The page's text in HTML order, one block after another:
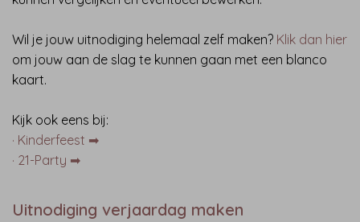
Wil je jouw uitnodiging helemaal zelf maken? Klik dan hier
om jouw aan de slag te kunnen gaan met een blanco
kaart.
Kijk ook eens bij:
· Kinderfeest ➡︎
· 21-Party ➡︎
Uitnodiging verjaardag maken